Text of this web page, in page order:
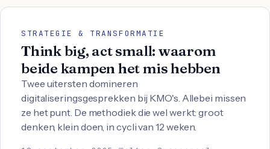
STRATEGIE & TRANSFORMATIE
Think big, act small: waarom
beide kampen het mis hebben
Twee uitersten domineren
digitaliseringsgesprekken bij KMO's. Allebei missen
ze het punt. De methodiek die wel werkt: groot
denken, klein doen, in cycli van 12 weken.